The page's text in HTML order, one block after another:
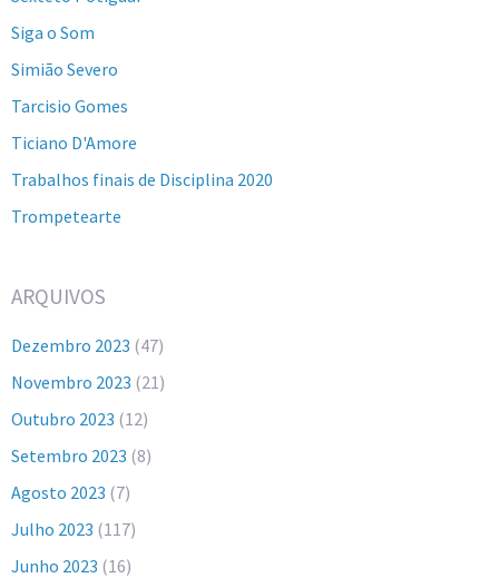
Siga o Som
Simião Severo
Tarcisio Gomes
Ticiano D'Amore
Trabalhos finais de Disciplina 2020
Trompetearte
ARQUIVOS
Dezembro 2023 (47)
Novembro 2023 (21)
Outubro 2023 (12)
Setembro 2023 (8)
Agosto 2023 (7)
Julho 2023 (117)
Junho 2023 (16)